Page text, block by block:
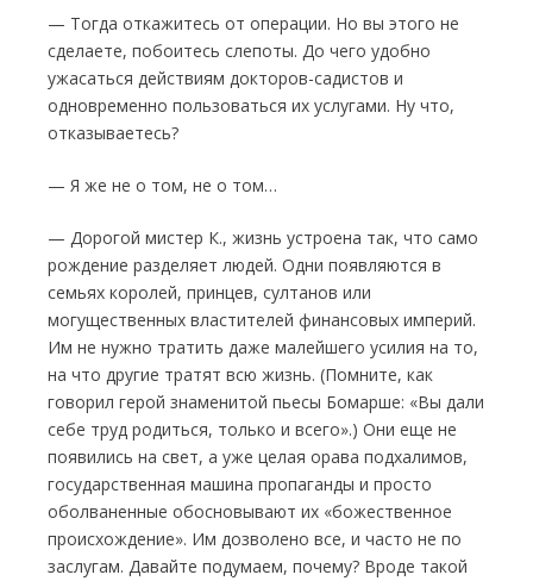
— Тогда откажитесь от операции. Но вы этого не
сделаете, побоитесь слепоты. До чего удобно
ужасаться действиям докторов-сади­стов и
одновременно пользоваться их услуга­ми. Ну что,
отказываетесь?
— Я же не о том, не о том…
— Дорогой мистер К., жизнь устроена так, что само
рождение разделяет людей. Одни появляются в
семьях королей, принцев, сул­танов или
могущественных властителей фи­нансовых империй.
Им не нужно тратить даже малейшего усилия на то,
на что другие тратят всю жизнь. (Помните, как
говорил герой зна­менитой пьесы Бомарше: «Вы дали
себе труд родиться, только и всего».) Они еще не
появи­лись на свет, а уже целая орава подхалимов,
государственная машина пропаганды и про­сто
оболваненные обосновывают их «боже­ственное
происхождение». Им дозволено все, и часто не по
заслугам. Давайте подумаем, почему? Вроде такой